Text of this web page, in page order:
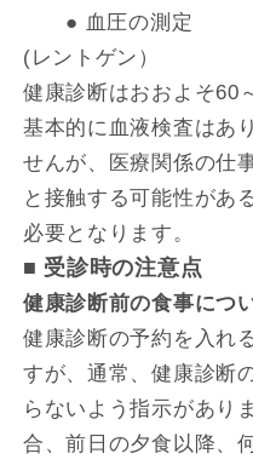
● 血圧の測定 ●
(レントゲン）
健康診断はおおよそ60
基本的に血液検査はあ
せんが、医療関係の仕
と接触する可能性があ
必要となります。
■ 受診時の注意点
健康診断前の食事につ
健康診断の予約を入れ
すが、通常、健康診断
らないよう指示があり
合、前日の夕食以降、